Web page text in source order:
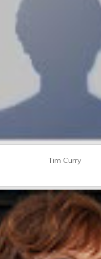
Tim Curry